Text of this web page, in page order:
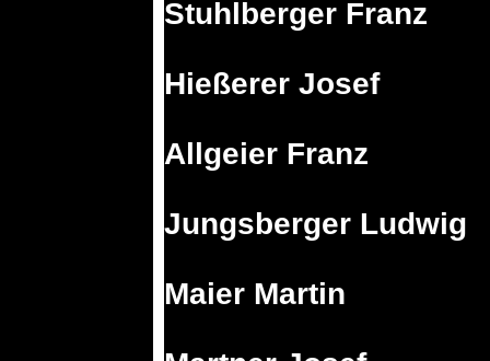
Stuhlberger Franz
Hießerer Josef
Allgeier Franz
Jungsberger Ludwig
Maier Martin